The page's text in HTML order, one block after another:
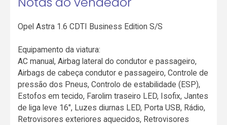
Opel Astra 1.6 CDTI Business Edition S/S
Equipamento da viatura:
AC manual, Airbag lateral do condutor e passageiro,
Airbags de cabeça condutor e passageiro, Controle de
pressão dos Pneus, Controlo de estabilidade (ESP),
Estofos em tecido, Farolim traseiro LED, Isofix, Jantes
de liga leve 16", Luzes diurnas LED, Porta USB, Rádio,
Retrovisores exteriores aquecidos, Retrovisores